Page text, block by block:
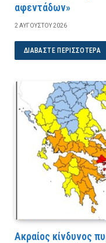
αφεντάδων»
2 ΑΥΓΟΎΣΤΟΥ 2026
ΔΙΑΒΆΣΤΕ ΠΕΡΙΣΣΌΤΕΡΑ
Ακραίος κίνδυνος